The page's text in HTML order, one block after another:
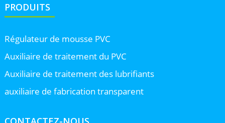
PRODUITS
Régulateur de mousse PVC
Auxiliaire de traitement du PVC
Auxiliaire de traitement des lubrifiants
auxiliaire de fabrication transparent